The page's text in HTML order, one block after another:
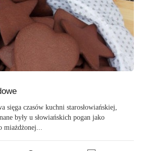
sięga czasów kuchni starosłowiańskiej,
były u słowiańskich pogan jako
miażdżonej...